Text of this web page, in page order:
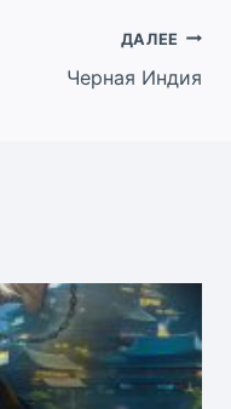
ДАЛЕЕ
Черная Индия